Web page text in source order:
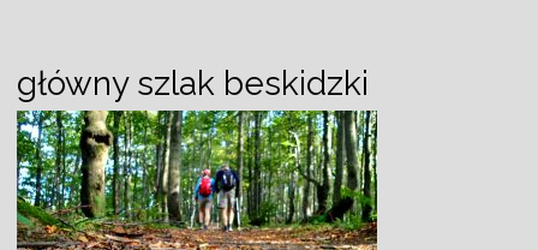
główny szlak beskidzki